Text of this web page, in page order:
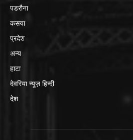
पडरौना
कसया
प्रदेश
अन्य
हाटा
देवरिया न्यूज़ हिन्दी
देश